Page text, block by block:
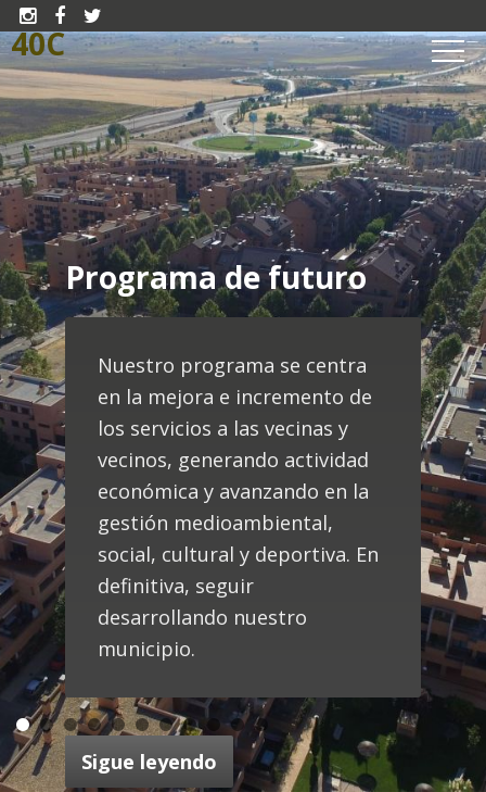
  
40C
Programa de futuro
Nuestro programa se centra
en la mejora e incremento de
los servicios a las vecinas y
vecinos, generando actividad
económica y avanzando en la
gestión medioambiental,
social, cultural y deportiva. En
definitiva, seguir
desarrollando nuestro
municipio.
Sigue leyendo
• • • • • • • • • • •